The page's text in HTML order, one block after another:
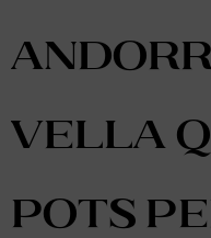
Vella
pots